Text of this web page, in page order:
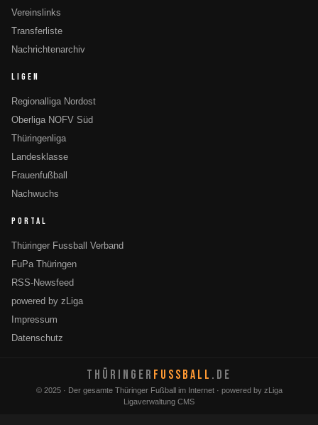
Vereinslinks
Transferliste
Nachrichtenarchiv
LIGEN
Regionalliga Nordost
Oberliga NOFV Süd
Thüringenliga
Landesklasse
Frauenfußball
Nachwuchs
PORTAL
Thüringer Fussball Verband
FuPa Thüringen
RSS-Newsfeed
powered by zLiga
Impressum
Datenschutz
THÜRINGER FUSSBALL .DE
© 2025 · Der gesamte Thüringer Fußball im Internet · powered by zLiga
Ligaverwaltung CMS